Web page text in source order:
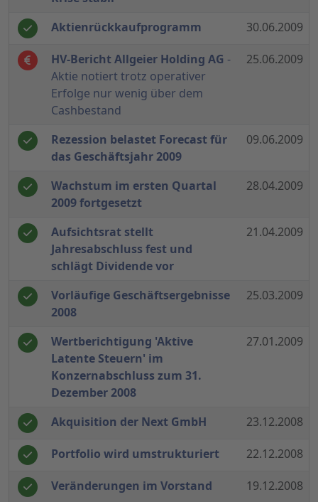
Aktienrückkaufprogramm
30.06.2009
HV-Bericht Allgeier Holding AG -
Aktie notiert trotz operativer
Erfolge nur wenig über dem
Cashbestand
25.06.2009
Rezession belastet Forecast für
das Geschäftsjahr 2009
09.06.2009
Wachstum im ersten Quartal
2009 fortgesetzt
28.04.2009
Aufsichtsrat stellt
Jahresabschluss fest und
schlägt Dividende vor
21.04.2009
Vorläufige Geschäftsergebnisse
2008
25.03.2009
Wertberichtigung 'Aktive
Latente Steuern' im
Konzernabschluss zum 31.
Dezember 2008
27.01.2009
Akquisition der Next GmbH 23.12.2008
Portfolio wird umstrukturiert 22.12.2008
Veränderungen im Vorstand 19.12.2008